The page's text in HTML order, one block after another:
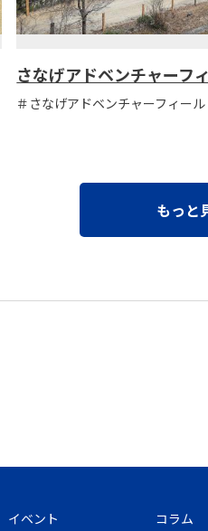
さなげアドベンチャーフ
＃さなげアドベンチャーフィー
もっと
イベント コラム